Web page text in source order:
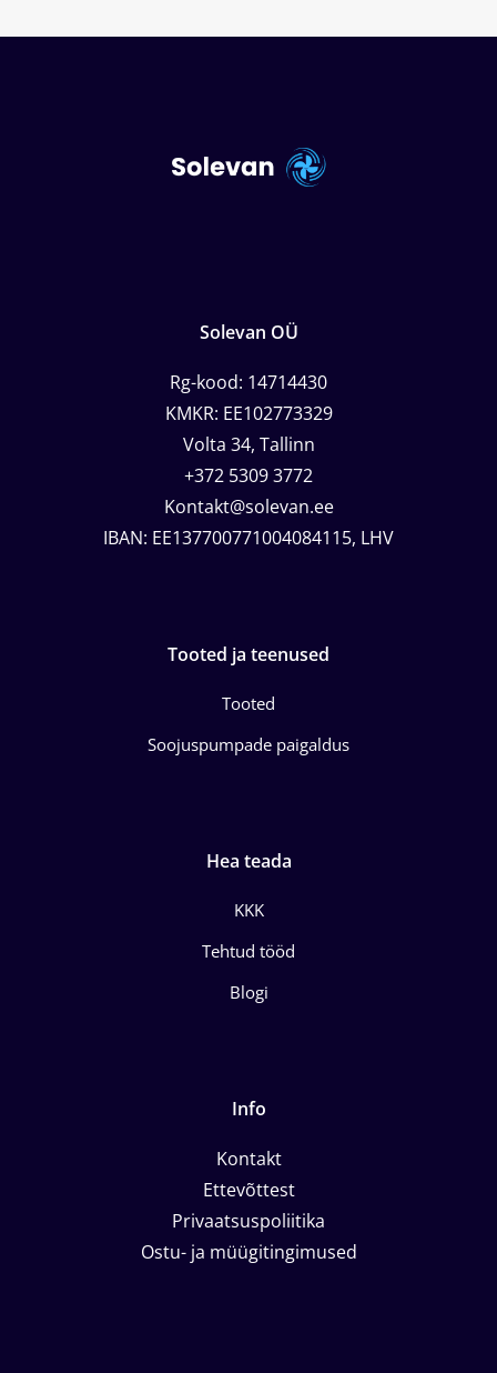
Solevan OÜ
Rg-kood: 14714430
KMKR: EE102773329
Volta 34, Tallinn
+372 5309 3772
Kontakt@solevan.ee
IBAN: EE137700771004084115, LHV
Tooted ja teenused
Tooted
Soojuspumpade paigaldus
Hea teada
KKK
Tehtud tööd
Blogi
Info
Kontakt
Ettevõttest
Privaatsuspoliitika
Ostu- ja müügitingimused